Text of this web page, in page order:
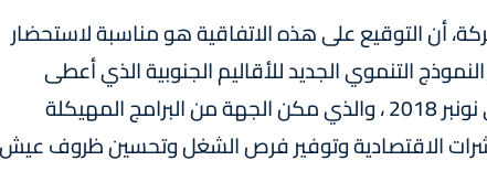
بركة، أن التوقيع على هذه الاتفاقية هو مناسبة لاستحضار
التنموي الجديد للأقاليم الجنوبية الذي أعطى
انطلاقته صاحب الجلالة الملك محمد السادس في نونبر 2018 ، والذي مكن الجهة من البرامج المهيكلة
الاقتصادية وتوفير فرص الشغل وتحسين ظروف عيش